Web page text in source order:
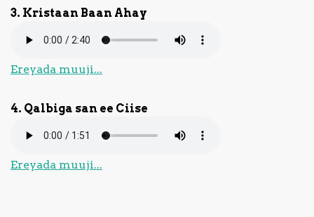
3. Kristaan Baan Ahay
Ereyada muuji...
4. Qalbiga san ee Ciise
Ereyada muuji...